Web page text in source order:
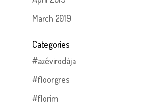
March 2019
Categories
#azévirodája
#floorgres
#florim